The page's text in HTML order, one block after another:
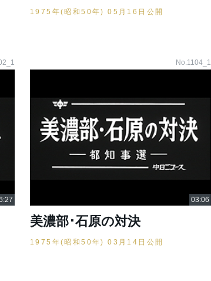
1975年(昭和50年) 05月16日公開
No.1104_1
美濃部･石原の対決
1975年(昭和50年) 03月14日公開